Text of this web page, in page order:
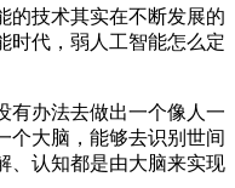
技术其实在不断发展的
时代，弱人工智能怎么定
办法去做出一个像人一
个大脑，能够去识别世间
、认知都是由大脑来实现